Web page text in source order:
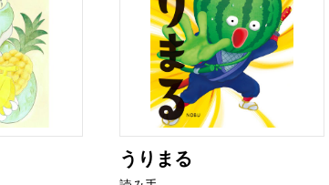
うりまる